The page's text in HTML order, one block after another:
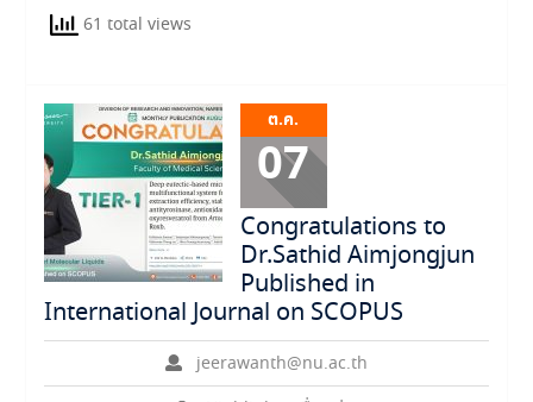
61 total views
ต.ค.
07
Congratulations to
Dr.Sathid Aimjongjun
Published in
International Journal on SCOPUS
jeerawanth@nu.ac.th